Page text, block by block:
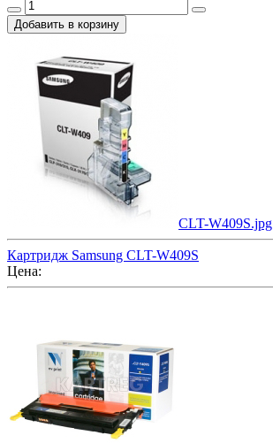
CLT-W409S.jpg
Картридж Samsung CLT-W409S
Цена: